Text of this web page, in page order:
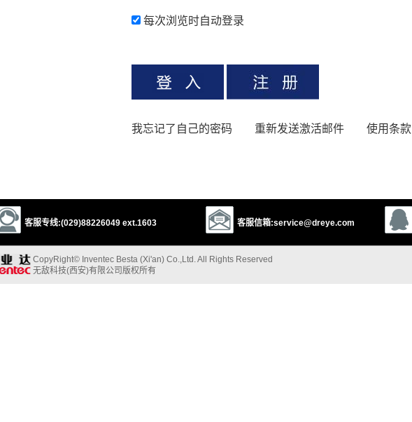
每次浏览时自动登录
我忘记了自己的密码 重新发送激活邮件 使用条款
客服专线:(029)88226049 ext.1603 客服信箱:service@dreye.com
CopyRight© Inventec Besta (Xi'an) Co.,Ltd. All Rights Reserved
无敌科技(西安)有限公司版权所有